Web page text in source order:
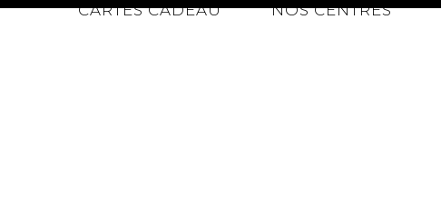
CARTES CADEAU NOS CENTRES